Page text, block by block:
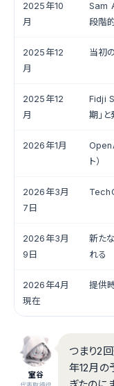
2025年10
月
Sam
段階
2025年12
月
当初
2025年12
月
Fidji
期」
2026年1月
ト）
2026年3月
7日
2026年3月
9日
新た
れる
2026年4月
現在
提供
室谷
つまり2
年12月の